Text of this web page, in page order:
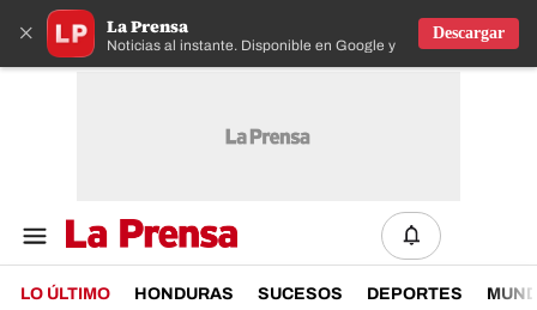
× La Prensa
Noticias al instante. Disponible en Google y IOS
Descargar
LO ÚLTIMO HONDURAS SUCESOS DEPORTES